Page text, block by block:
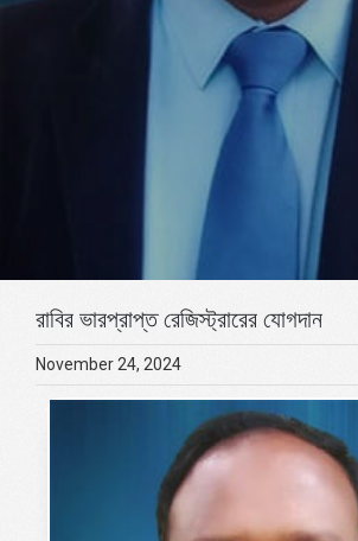
রাবির ভারপ্রাপ্ত রেজিস্ট্রারের যোগদান
November 24, 2024